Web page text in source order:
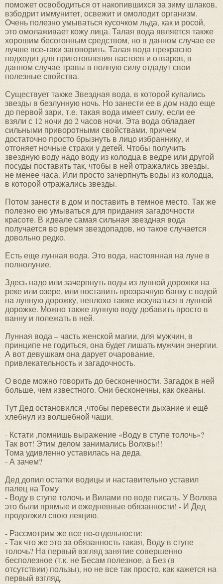
поможет освободиться от накопившихся за зиму шлаков,
взбодрит иммунитет, освежит и омолодит организм.
Очень полезно умываться кусочком льда, как и росой,
это омолаживает кожу лица. Талая вода является также
хорошим бесогонным средством, но в данном случае ее
лучше все-таки заговорить. Талая вода прекрасно
подходит для приготовления настоев и отваров, в
данном случае травы в полную силу отдадут свои
полезные свойства.
Существует также Звездная вода, в которой купались
звезды в безлунную ночь. Но занести ее в дом надо еще
до первой зари, т.е. такая вода имеет силу, если ее
взяли с 12 ночи до 2 часов ночи. Эта вода обладает
сильными приворотными свойствами, причем
достаточно просто брызнуть в лицо избраннику, и
отгоняет ночные страхи у детей. Чтобы получить
звездную воду надо воду из колодца в ведре или другой
посуды поставить так, чтобы в ней отражались звезды,
не менее часа. Или просто зачерпнуть воды из колодца,
в которой отражались звезды.
Потом занести в дом и поставить в темное место. Так же
полезно ею умываться для придания загадочности
красоте. В идеале самая сильная звездная вода
получается во время звездопадов, но такое случается
довольно редко.
Есть еще лунная вода. Это вода, настоянная на луне в
полнолуние.
Здесь надо или зачерпнуть воды из лунной дорожки на
реке или озере, или поставить прозрачную банку с водой
на лунную дорожку, неплохо также искупаться в лунной
дорожке. Можно также лунную воду добавить просто в
ванну и полежать в ней.
Лунная вода – часть женской магии, для мужчин, в
принципе не годиться, она будет лишать мужчин энергии.
А вот девушкам она дарует очарование,
привлекательность и загадочность.
О воде можно говорить до бесконечности. Загадок в ней
больше, чем известного. Они бесконечны, как океаны.
Тут Дед остановился ,чтобы перевести дыхание и ещё
хлебнул из волшебной чаши.
- Кстати ,помнишь выражение «Воду в ступе толочь»?
Так вот! Этим делом занимались Волхвы!!
Тома удивленно уставилась на деда.
- А зачем?
Дед допил остатки водицы и наставительно уставил
палец на Тому
- Воду в ступе толочь и Вилами по воде писать. У Волхва
это были прямые и ежедневные обязанности! - И Дед
продолжил свою лекцию.
- Рассмотрим же все по-отдельности:
- Так что же это за обязанность такая, Воду в ступе
толочь? На первый взгляд занятие совершенно
бесполезное (т.к. не Бесам полезное, а Без (в
отсутствии) пользы), но не все так просто, как кажется на
первый взгляд.